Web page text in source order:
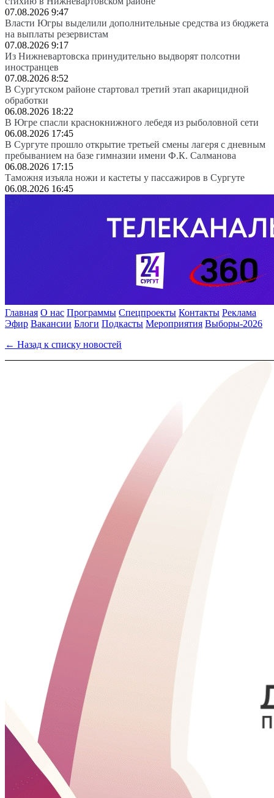
07.08.2026 9:47
Власти Югры выделили дополнительные средства из бюджета
на выплаты резервистам
07.08.2026 9:17
Из Нижневартовска принудительно выдворят полсотни
иностранцев
07.08.2026 8:52
В Сургутском районе стартовал третий этап акарицидной
обработки
06.08.2026 18:22
В Югре спасли краснокнижного лебедя из рыболовной сети
06.08.2026 17:45
В Сургуте прошло открытие третьей смены лагеря с дневным
пребыванием на базе гимназии имени Ф.К. Салманова
06.08.2026 17:15
Таможня изъяла ножи и кастеты у пассажиров в Сургуте
06.08.2026 16:45
Главная О нас Программы Спецпроекты Контакты Реклама
Эфир Вакансии Блоги Подкасты Мероприятия Выборы-2026
← Назад к списку новостей